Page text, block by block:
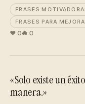
FRASES
FRASES PARA
0 0
«Solo existe un
manera.»